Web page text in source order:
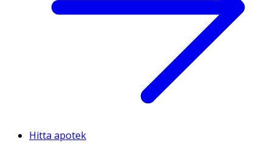
Hitta apotek